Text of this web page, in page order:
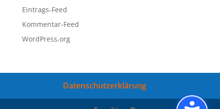
Eintrags-Feed
Kommentar-Feed
WordPress.org
Datenschutzerklärung